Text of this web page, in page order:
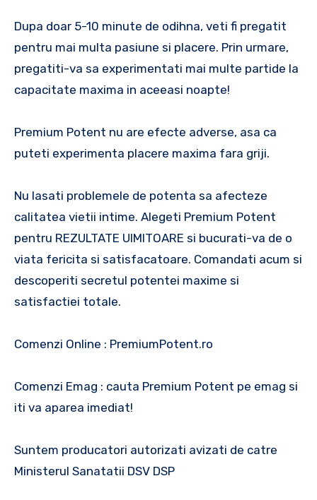
Dupa doar 5-10 minute de odihna, veti fi pregatit
pentru mai multa pasiune si placere. Prin urmare,
pregatiti-va sa experimentati mai multe partide la
capacitate maxima in aceeasi noapte!
Premium Potent nu are efecte adverse, asa ca
puteti experimenta placere maxima fara griji.
Nu lasati problemele de potenta sa afecteze
calitatea vietii intime. Alegeti Premium Potent
pentru REZULTATE UIMITOARE si bucurati-va de o
viata fericita si satisfacatoare. Comandati acum si
descoperiti secretul potentei maxime si
satisfactiei totale.
Comenzi Online : PremiumPotent.ro
Comenzi Emag : cauta Premium Potent pe emag si
iti va aparea imediat!
Suntem producatori autorizati avizati de catre
Ministerul Sanatatii DSV DSP